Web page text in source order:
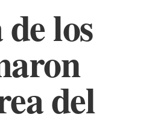
los
del